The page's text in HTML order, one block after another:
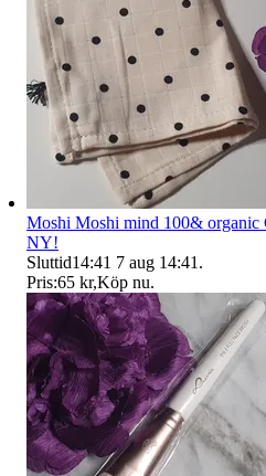
Moshi Moshi mind 100& organic
NY!
Sluttid14:41 7 aug 14:41 .
Pris:65 kr,Köp nu.